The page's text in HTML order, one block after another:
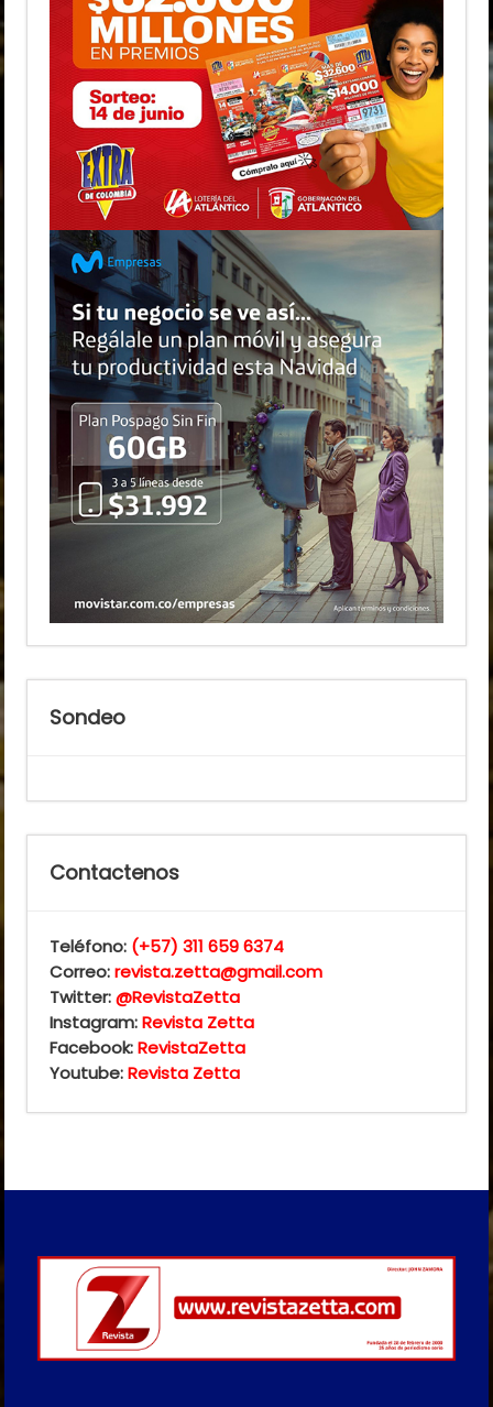
Sondeo
Contactenos
Teléfono: (+57) 311 659 6374
Correo:revista.zetta@gmail.com
Twitter:@RevistaZetta
Instagram:Revista Zetta
Facebook:RevistaZetta
Youtube:Revista Zetta